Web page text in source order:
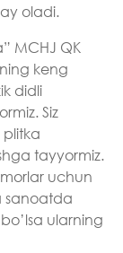
oladi.
MCHJ QK
keng
didli
Siz
plitka
tayyormiz.
uchun
sanoatda
ularning